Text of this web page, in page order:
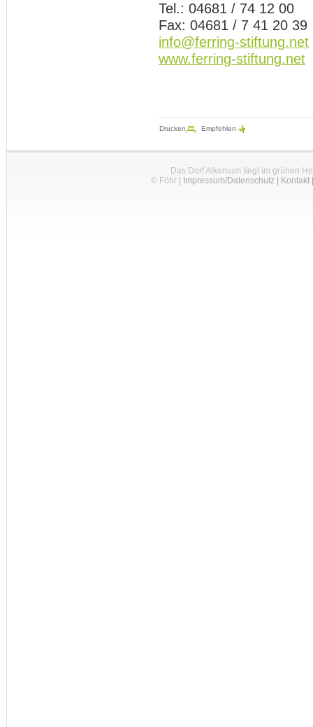
Tel.: 04681 / 74 12 00
Fax: 04681 / 7 41 20 39
info@ferring-stiftung.net
www.ferring-stiftung.net
Drucken Empfehlen
Das Dorf Alkersum liegt im grünen
© Föhr| Impressum/Datenschutz| Kontakt